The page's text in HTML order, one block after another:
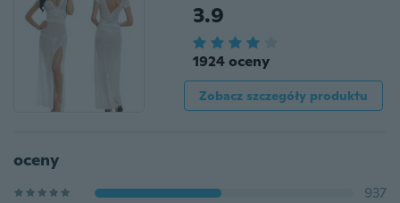
3.9
1924 oceny
Zobacz szczegóły produktu
oceny
937